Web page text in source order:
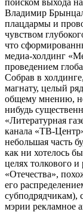
Владимир
плацдармы и
чувством
что
медиа-холдинг
проведением
Собрав в
магнату, целый
общему мнению,
нибудь
«Литературная
канала «ТВ-
небольшая часть
как ни хотелось
целях толкового
«Отечества»,
его
субподрядчикам),
мэрии рекламное